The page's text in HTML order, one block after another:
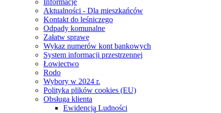
Informacje
Aktualności - Dla mieszkańców
Kontakt do leśniczego
Odpady komunalne
Załatw sprawę
Wykaz numerów kont bankowych
System informacji przestrzennej
Łowiectwo
Rodo
Wybory w 2024 r.
Polityka plików cookies (EU)
Obsługa klienta
Ewidencja Ludności